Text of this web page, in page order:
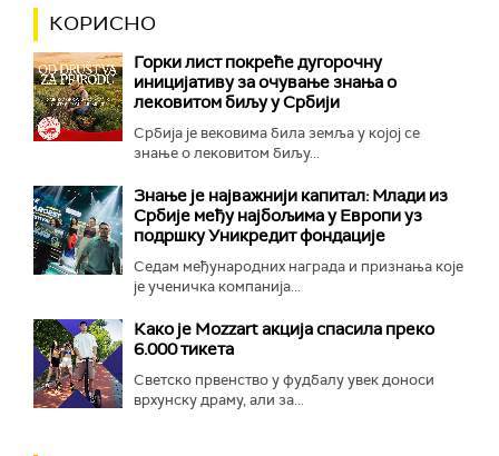
КОРИСНО
Горки лист покреће дугорочну
иницијативу за очување знања о
лековитом биљу у Србији
Србија је вековима била земља у којој се
знање о лековитом биљу...
Знање је најважнији капитал: Млади из
Србије међу најбољима у Европи уз
подршку Уникредит фондације
Седам међународних награда и признања које
је ученичка компанија...
Како је Mozzart акција спасила преко
6.000 тикета
Светско првенство у фудбалу увек доноси
врхунску драму, али за...